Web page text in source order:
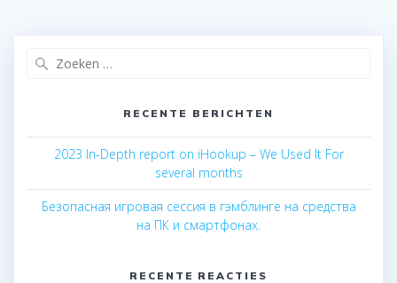
RECENTE BERICHTEN
2023 In-Depth report on iHookup – We Used It For
several months
Безопасная игровая сессия в гэмблинге на средства
на ПК и смартфонах.
RECENTE REACTIES